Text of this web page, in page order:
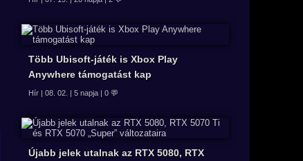
Több Ubisoft-játék is Xbox Play
Anywhere támogatást kap
Hír | 08. 02. | 5 napja | 0 💬
Újabb jelek utalnak az RTX 5080, RTX